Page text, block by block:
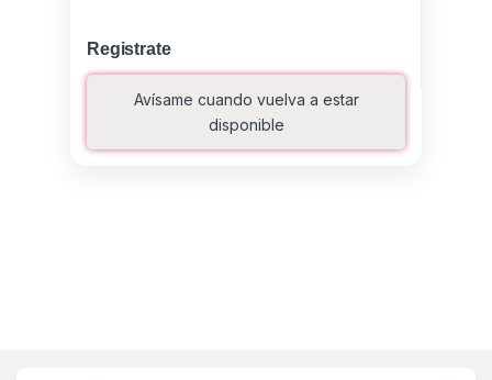
Registrate
Avísame cuando vuelva a estar
disponible